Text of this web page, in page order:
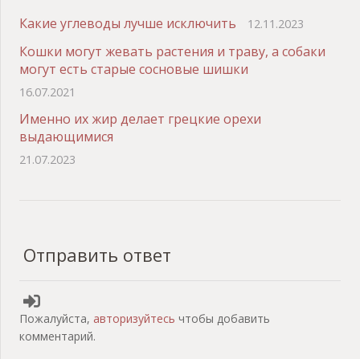
Какие углеводы лучше исключить 12.11.2023
Кошки могут жевать растения и траву, а собаки
могут есть старые сосновые шишки
16.07.2021
Именно их жир делает грецкие орехи
выдающимися
21.07.2023
Отправить ответ
Пожалуйста, авторизуйтесь чтобы добавить
комментарий.